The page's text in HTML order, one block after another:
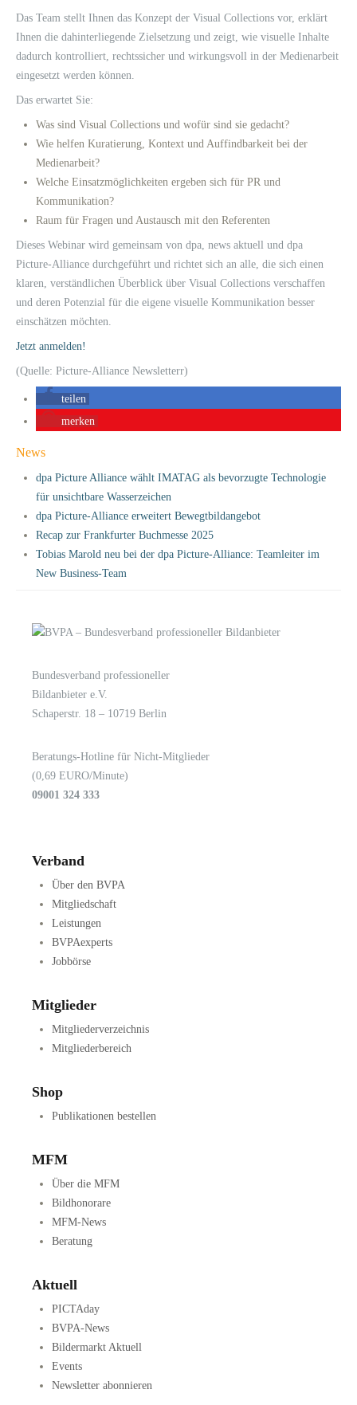
Das Team stellt Ihnen das Konzept der Visual Collections vor, erklärt
Ihnen die dahinterliegende Zielsetzung und zeigt, wie visuelle Inhalte
dadurch kontrolliert, rechtssicher und wirkungsvoll in der Medienarbeit
eingesetzt werden können.
Das erwartet Sie:
Was sind Visual Collections und wofür sind sie gedacht?
Wie helfen Kuratierung, Kontext und Auffindbarkeit bei der
Medienarbeit?
Welche Einsatzmöglichkeiten ergeben sich für PR und
Kommunikation?
Raum für Fragen und Austausch mit den Referenten
Dieses Webinar wird gemeinsam von dpa, news aktuell und dpa
Picture-Alliance durchgeführt und richtet sich an alle, die sich einen
klaren, verständlichen Überblick über Visual Collections verschaffen
und deren Potenzial für die eigene visuelle Kommunikation besser
einschätzen möchten.
Jetzt anmelden!
(Quelle: Picture-Alliance Newsletterr)
teilen
merken
News
dpa Picture Alliance wählt IMATAG als bevorzugte Technologie
für unsichtbare Wasserzeichen
dpa Picture-Alliance erweitert Bewegtbildangebot
Recap zur Frankfurter Buchmesse 2025
Tobias Marold neu bei der dpa Picture-Alliance: Teamleiter im
New Business-Team
Bundesverband professioneller
Bildanbieter e.V.
Schaperstr. 18 – 10719 Berlin
Beratungs-Hotline für Nicht-Mitglieder
(0,69 EURO/Minute)
09001 324 333
Verband
Über den BVPA
Mitgliedschaft
Leistungen
BVPAexperts
Jobbörse
Mitglieder
Mitgliederverzeichnis
Mitgliederbereich
Shop
Publikationen bestellen
MFM
Über die MFM
Bildhonorare
MFM-News
Beratung
Aktuell
PICTAday
BVPA-News
Bildermarkt Aktuell
Events
Newsletter abonnieren